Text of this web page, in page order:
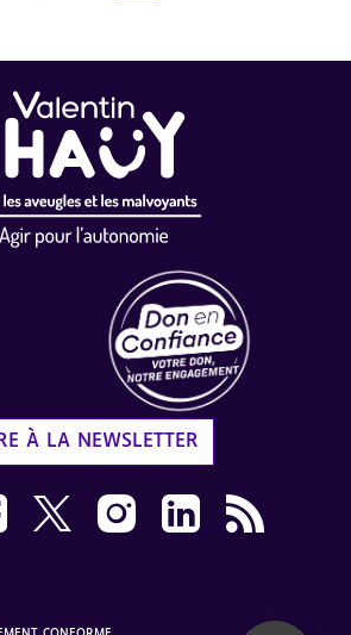
À LA NEWSLETTER
sur Youtube AVH dans une
suivre sur Facebook AVH dans
Nous suivre sur X AVH dans une
Nous suivre sur Instagram
Nous suivre sur
Flux RSS